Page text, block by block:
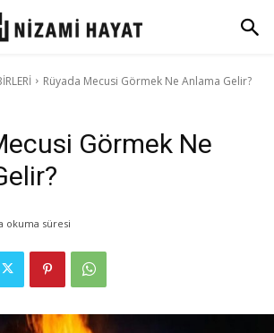
Rüyada Mecusi Görmek Ne Anlama Gelir?
Görmek Ne
okuma süresi